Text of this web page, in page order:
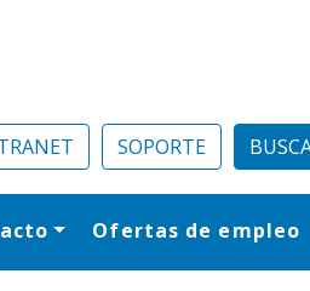
SOPORTE
Ofertas de empleo